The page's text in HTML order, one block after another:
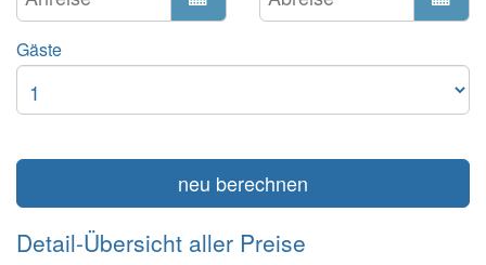
Gäste
neu berechnen
Detail-Übersicht aller Preise